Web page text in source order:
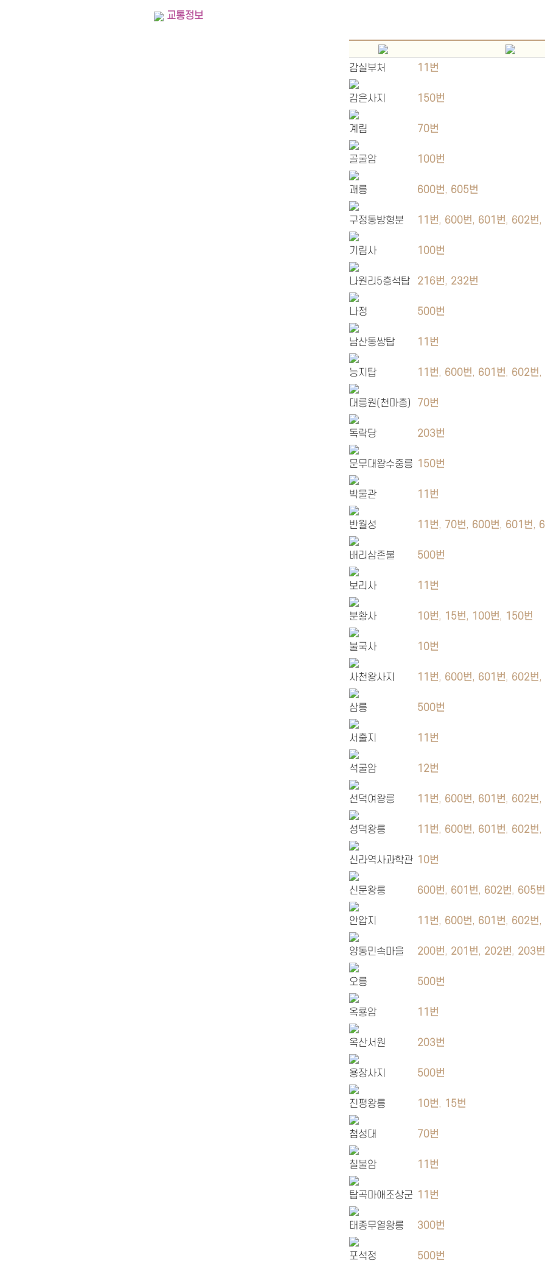
교통정보
감실부처 11번
감은사지 150번
계림 70번
골굴암 100번
괘릉 600번, 605번
구정동방형분 11번, 600번, 601번, 602번,
기림사 100번
나원리5층석탑 216번, 232번
나정 500번
남산동쌍탑 11번
능지탑 11번, 600번, 601번, 602번,
대릉원(천마총) 70번
독락당 203번
문무대왕수중릉 150번
박물관 11번
반월성 11번, 70번, 600번, 601번,
배리삼존불 500번
보리사 11번
분황사 10번, 15번, 100번, 150번
불국사 10번
사천왕사지 11번, 600번, 601번, 602번,
삼릉 500번
서출지 11번
석굴암 12번
선덕여왕릉 11번, 600번, 601번, 602번,
성덕왕릉 11번, 600번, 601번, 602번,
신라역사과학관 10번
신문왕릉 600번, 601번, 602번, 605번
안압지 11번, 600번, 601번, 602번,
양동민속마을 200번, 201번, 202번, 203번
오릉 500번
옥룡암 11번
옥산서원 203번
용장사지 500번
진평왕릉 10번, 15번
첨성대 70번
칠불암 11번
탑곡마애조상군 11번
태종무열왕릉 300번
포석정 500번